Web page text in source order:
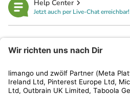
Help Center
Jetzt auch per Live-Chat erreichbar!
Kundenservice